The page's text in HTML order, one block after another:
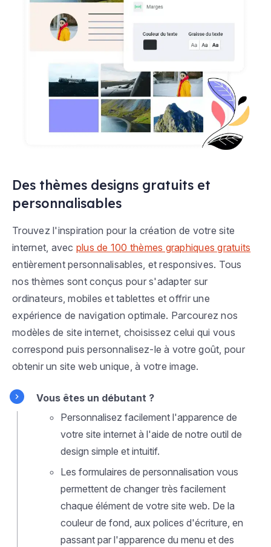
Des thèmes designs gratuits et
personnalisables
Trouvez l'inspiration pour la création de votre site
internet, avec plus de 100 thèmes graphiques gratuits
entièrement personnalisables, et responsives. Tous
nos thèmes sont conçus pour s'adapter sur
ordinateurs, mobiles et tablettes et offrir une
expérience de navigation optimale. Parcourez nos
modèles de site internet, choisissez celui qui vous
correspond puis personnalisez-le à votre goût, pour
obtenir un site web unique, à votre image.
Vous êtes un débutant ?
Personnalisez facilement l'apparence de
votre site internet à l'aide de notre outil de
design simple et intuitif.
Les formulaires de personnalisation vous
permettent de changer très facilement
chaque élément de votre site web. De la
couleur de fond, aux polices d'écriture, en
passant par l'apparence du menu et des